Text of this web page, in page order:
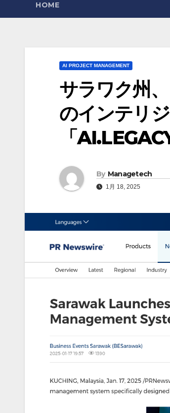
HOME
AI PROJECT MANAGEMENT
サラワク州
のインテリ
「
By Managetech
1月 18, 2025